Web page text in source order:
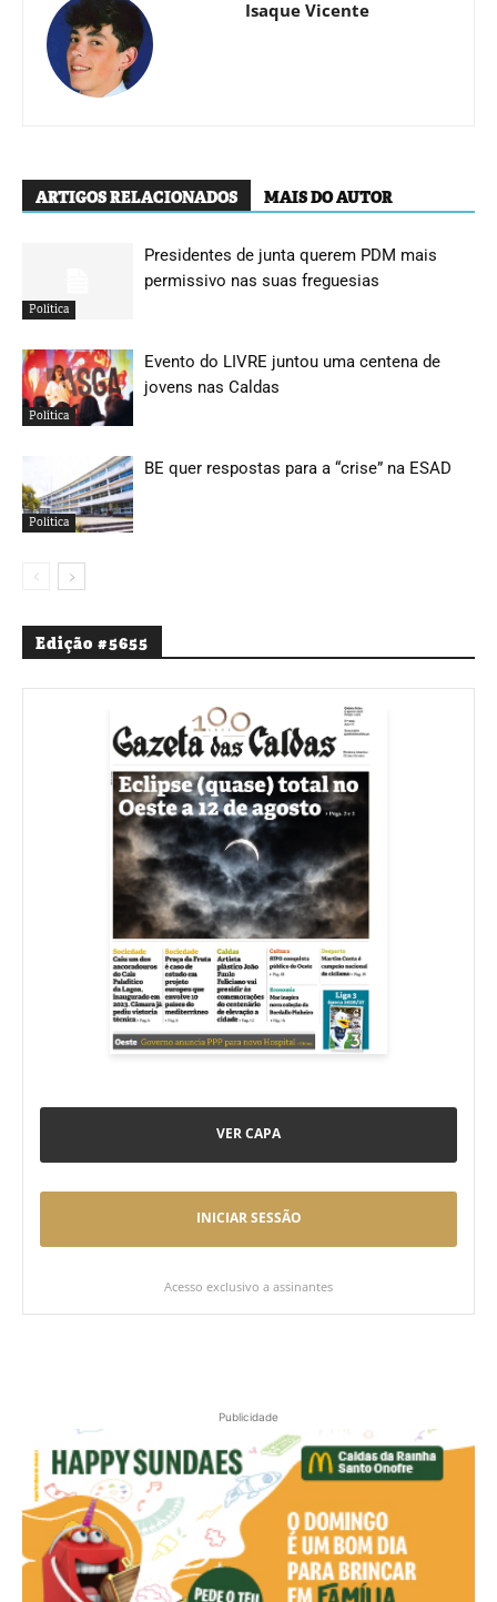
Isaque Vicente
ARTIGOS RELACIONADOS MAIS DO AUTOR
Política
Presidentes de junta querem PDM mais
permissivo nas suas freguesias
Política
Evento do LIVRE juntou uma centena de
jovens nas Caldas
Política
BE quer respostas para a “crise” na ESAD
Edição #5655
VER CAPA
INICIAR SESSÃO
Acesso exclusivo a assinantes
Publicidade